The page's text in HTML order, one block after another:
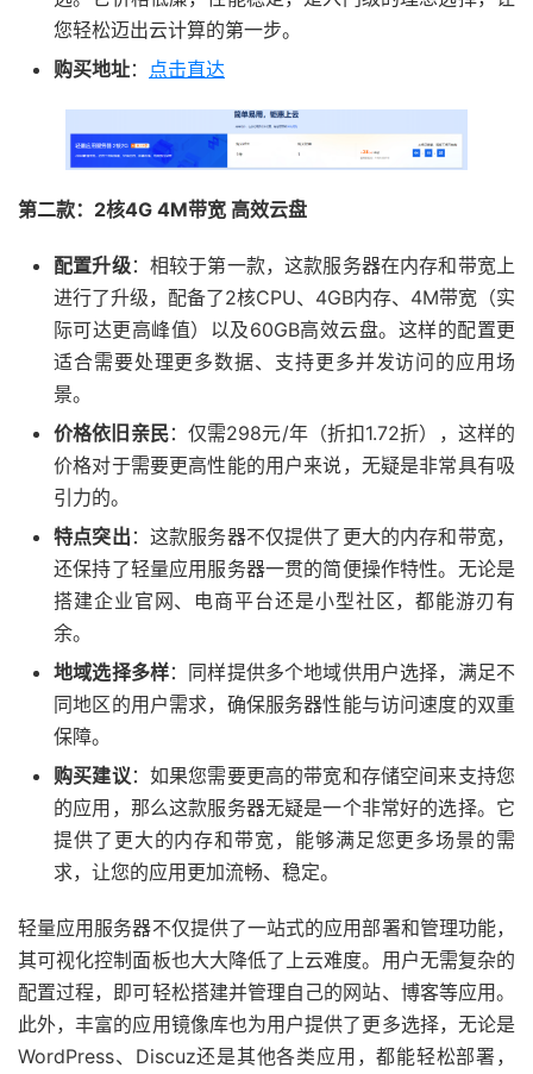
您轻松迈出云计算的第一步。
购买地址： 点击直达
第二款：2核4G 4M带宽 高效云盘
配置升级：相较于第一款，这款服务器在内存和带宽上
进行了升级，配备了2核CPU、4GB内存、4M带宽（实
际可达更高峰值）以及60GB高效云盘。这样的配置更
适合需要处理更多数据、支持更多并发访问的应用场
景。
价格依旧亲民：仅需298元/年（折扣1.72折），这样的
价格对于需要更高性能的用户来说，无疑是非常具有吸
引力的。
特点突出 ：这款服务器不仅提供了更大的内存和带宽，
还保持了轻量应用服务器一贯的简便操作特性。无论是
搭建企业官网、电商平台还是小型社区，都能游刃有
余。
地域选择多样：同样提供多个地域供用户选择，满足不
同地区的用户需求，确保服务器性能与访问速度的双重
保障。
购买建议：如果您需要更高的带宽和存储空间来支持您
的应用，那么这款服务器无疑是一个非常好的选择。它
提供了更大的内存和带宽，能够满足您更多场景的需
求，让您的应用更加流畅、稳定。
轻量应用服务器不仅提供了一站式的应用部署和管理功能，
其可视化控制面板也大大降低了上云难度。用户无需复杂的
配置过程，即可轻松搭建并管理自己的网站、博客等应用。
此外，丰富的应用镜像库也为用户提供了更多选择，无论是
WordPress、Discuz还是其他各类应用，都能轻松部署，